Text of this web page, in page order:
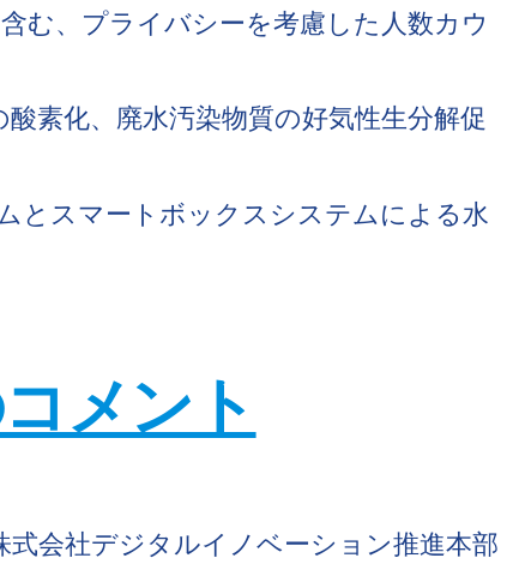
む、プライバシーを考慮した人数カウ
酸素化、廃水汚染物質の好気性生分解促
とスマートボックスシステムによる水
メント
会社デジタルイノベーション推進本部